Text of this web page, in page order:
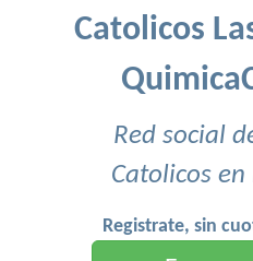
Catolicos
Red social
Catolicos
Registrate, sin